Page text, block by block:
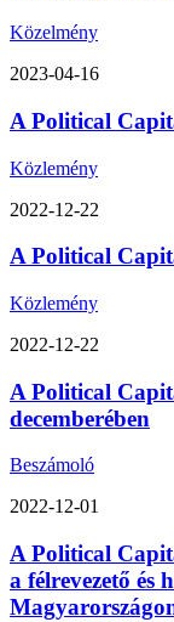
Közelmény
2023-04-16
A Political
Közlemény
2022-12-22
A Political
Közlemény
2022-12-22
A Political
decemberében
Beszámoló
2022-12-01
A Political
a félrevezető és